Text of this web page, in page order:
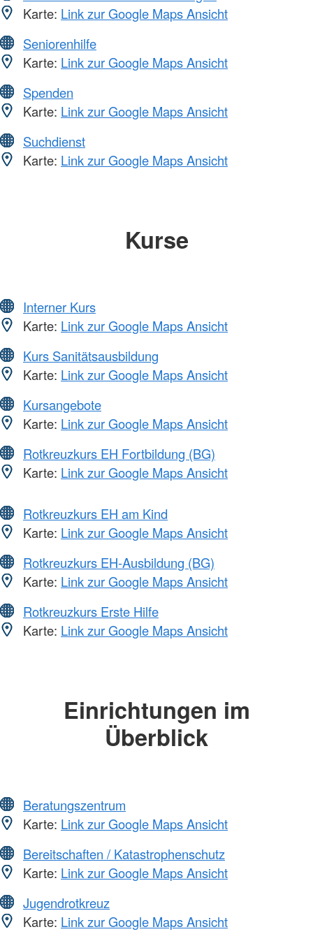
Karte: Link zur Google Maps Ansicht
Seniorenhilfe
Karte: Link zur Google Maps Ansicht
Spenden
Karte: Link zur Google Maps Ansicht
Suchdienst
Karte: Link zur Google Maps Ansicht
Kurse
Interner Kurs
Karte: Link zur Google Maps Ansicht
Kurs Sanitätsausbildung
Karte: Link zur Google Maps Ansicht
Kursangebote
Karte: Link zur Google Maps Ansicht
Rotkreuzkurs EH Fortbildung (BG)
Karte: Link zur Google Maps Ansicht
Rotkreuzkurs EH am Kind
Karte: Link zur Google Maps Ansicht
Rotkreuzkurs EH-Ausbildung (BG)
Karte: Link zur Google Maps Ansicht
Rotkreuzkurs Erste Hilfe
Karte: Link zur Google Maps Ansicht
Einrichtungen im
Überblick
Beratungszentrum
Karte: Link zur Google Maps Ansicht
Bereitschaften / Katastrophenschutz
Karte: Link zur Google Maps Ansicht
Jugendrotkreuz
Karte: Link zur Google Maps Ansicht